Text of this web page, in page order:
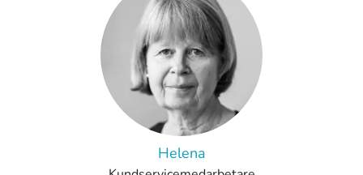
Helena